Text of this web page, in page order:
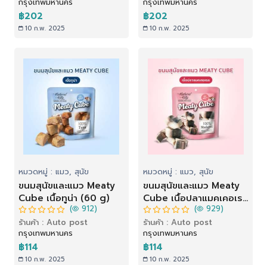
฿202
10 ก.พ. 2025
฿202
10 ก.พ. 2025
หมวดหมู่ : แมว, สุนัข
ขนมสุนัขและแมว Meaty
Cube เนื้อทูน่า (60 g)
( 912)
ร้านค้า : Auto post
กรุงเทพมหานคร
฿114
10 ก.พ. 2025
หมวดหมู่ : แมว, สุนัข
ขนมสุนัขและแมว Meaty
Cube เนื้อปลาแมคเคอเรล
(60 g)
( 929)
ร้านค้า : Auto post
กรุงเทพมหานคร
฿114
10 ก.พ. 2025